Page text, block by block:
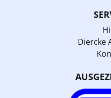
Diercke